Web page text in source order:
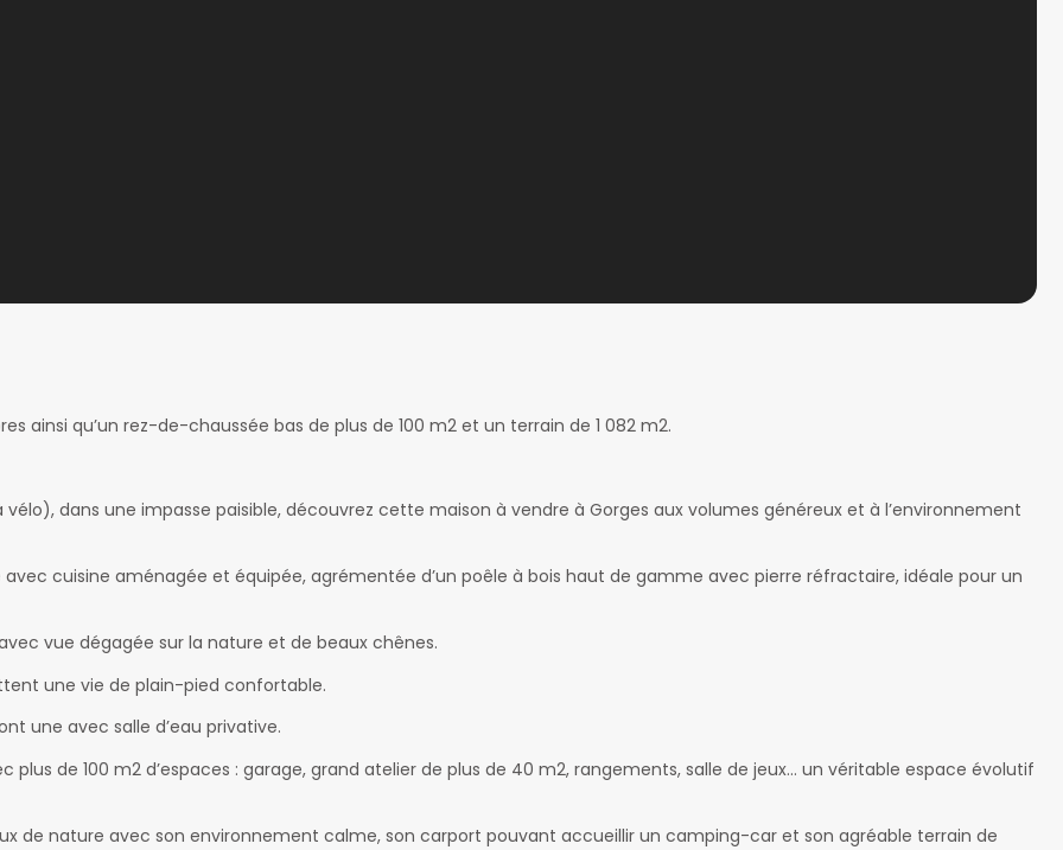
ainsi qu’un rez-de-chaussée bas de plus de 100 m2 et un terrain de 1 082 m2.
dans une impasse paisible, découvrez cette maison à vendre à Gorges aux volumes généreux et à l’environnement
cuisine aménagée et équipée, agrémentée d’un poêle à bois haut de gamme avec pierre réfractaire, idéale pour un
vue dégagée sur la nature et de beaux chênes.
une vie de plain-pied confortable.
une avec salle d’eau privative.
de 100 m2 d’espaces : garage, grand atelier de plus de 40 m2, rangements, salle de jeux… un véritable espace évolutif
de nature avec son environnement calme, son carport pouvant accueillir un camping-car et son agréable terrain de